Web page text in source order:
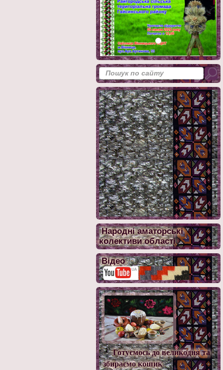
Народні аматорські
колективи області
Відео
Готуємось до великодня та
збираємо кошик